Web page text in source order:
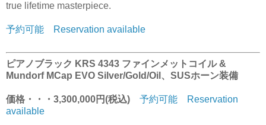
true lifetime masterpiece.
予約可能 Reservation available
ピアノブラック KRS 4343 ファインメットコイル &
Mundorf MCap EVO Silver/Gold/Oil、SUSホーン装備
価格・・・3,300,000円(税込)
予約可能 Reservation
available